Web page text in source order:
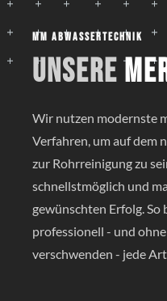
MM Abwassertechnik
Unsere
Wir nutzen modernste
Verfahren, um auf dem
zur Rohrreinigung zu
schnellstmöglich und
gewünschten Erfolg. So
professionell - und
verschwenden - jede